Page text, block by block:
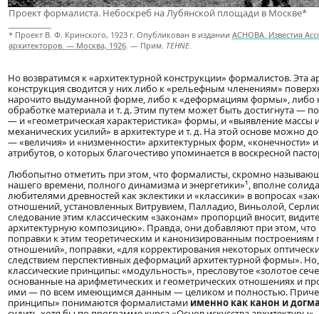
Проект формалиста. Небоскреб на Лубянской площади в Москве*
* Проект В. Ф. Кринского, 1923 г. Опубликован в издании АСНОВА. Известия
архитекторов. — Москва, 1926. — Прим. TEHNE.
Но возвратимся к «архитектурной конструкции» формалистов. Эта
конструкция сводится у них либо к «рельефным членениям»
нарочито выдуманной форме, либо к «деформациям формы», либо
обработке материала и т. д. Этим путем может быть достигнута —
— и «геометрическая характеристика» формы, и «выявление массы
механических усилий» в архитектуре и т. д. На этой основе можно
— «величия» и «низменности» архитектурных форм, «конечности»
атрибутов, о которых благочестиво упоминается в воскресной
Любопытно отметить при этом, что формалисты, скромно
нашего времени, полного динамизма и энергетики»¹, вполне
любителями древностей как эклектики и «классики» в вопросах
отношений, установленных Витрувием, Палладио, Виньолой,
следование этим классическим «законам» пропорций вносит,
архитектурную композицию». Правда, они добавляют при этом,
поправки к этим теоретическим и канонизированным
отношений», поправки, «для корректирования некоторых
следствием перспективных деформаций архитектурной формы».
классические принципы: «модульность», пресловутое «золотое
основанные на арифметических и геометрических отношениях и
ими — по всем имеющимся данным — целиком и полностью. Причем
принципы» понимаются формалистами именно как канон и